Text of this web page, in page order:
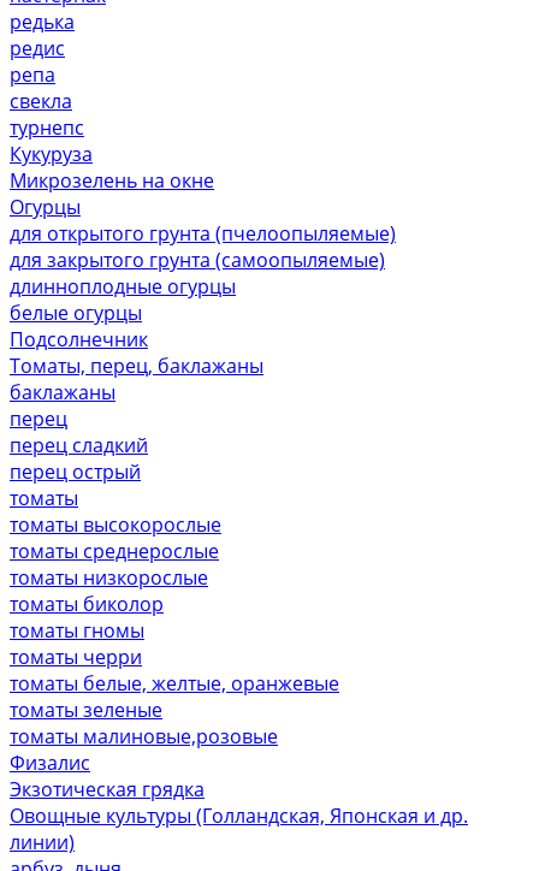
редька
редис
репа
свекла
турнепс
Кукуруза
Микрозелень на окне
Огурцы
для открытого грунта (пчелоопыляемые)
для закрытого грунта (самоопыляемые)
длинноплодные огурцы
белые огурцы
Подсолнечник
Томаты, перец, баклажаны
баклажаны
перец
перец сладкий
перец острый
томаты
томаты высокорослые
томаты среднерослые
томаты низкорослые
томаты биколор
томаты гномы
томаты черри
томаты белые, желтые, оранжевые
томаты зеленые
томаты малиновые,розовые
Физалис
Экзотическая грядка
Овощные культуры (Голландская, Японская и др.
линии)